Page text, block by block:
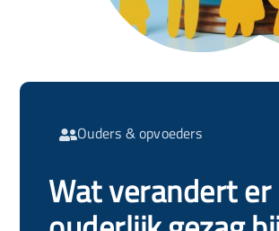
Ouders & opvoeders
Wat verandert